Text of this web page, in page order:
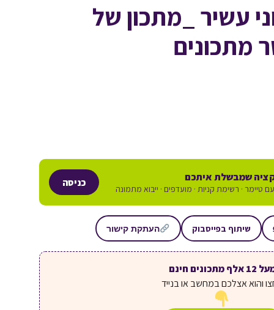
עשיר _מתכון של
מתכונים
שמבשלת איתכם
טיימר · רשימת קניות · מועדפים · ייבוא מתמונה
כניסה
שיתוף בפייסבוק העתקת קישור
אלף מתכונים חינם
והוא אצלכם במחשב או בנייד